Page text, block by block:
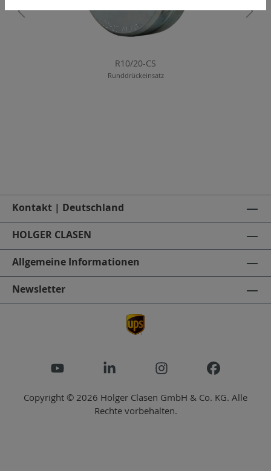
R10/20-CS
Runddrückeinsatz
Kontakt | Deutschland
HOLGER CLASEN
Allgemeine Informationen
Newsletter
Copyright © 2026 Holger Clasen GmbH & Co. KG. Alle
Rechte vorbehalten.